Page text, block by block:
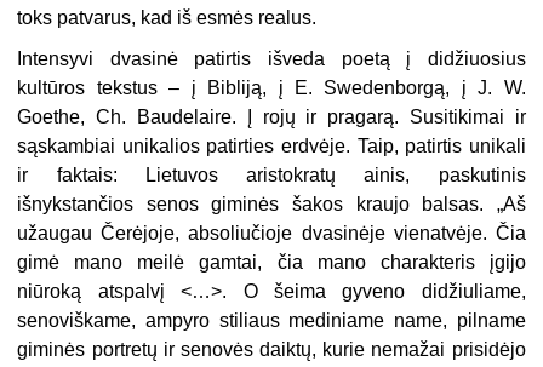
toks patvarus, kad iš esmės realus.
Intensyvi dvasinė patirtis išveda poetą į didžiuosius
kultūros tekstus – į Bibli­ją, į E. Swedenborgą, į J. W.
Goethe, Ch. Baudelaire. Į rojų ir pragarą. Susitikimai ir
sąskambiai unikalios patirties erdvėje. Taip, patirtis unikali
ir faktais: Lietuvos aristokratų ainis, paskutinis
išnykstančios senos giminės šakos kraujo balsas. „Aš
užaugau Čerėjoje, absoliučioje dvasinėje vienatvėje. Čia
gimė mano meilė gamtai, čia mano charakteris įgijo
niūroką atspalvį <…>. O šeima gyveno di­džiuliame,
senoviškame, ampyro stiliaus mediniame name, pilname
giminės portretų ir senovės daiktų, kurie nemažai prisidėjo